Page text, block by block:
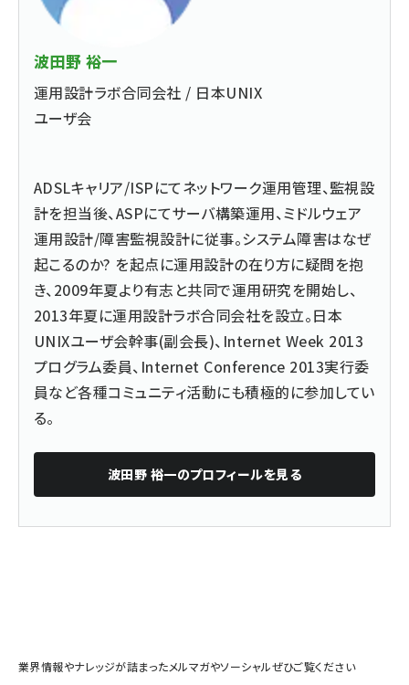
波田野 裕一
運用設計ラボ合同会社 / 日本UNIX
ユーザ会
ADSLキャリア/ISPにてネットワーク運用管理、監視設
計を担当後、ASPにてサーバ構築運用、ミドルウェア
運用設計/障害監視設計に従事。システム障害はなぜ
起こるのか? を起点に運用設計の在り方に疑問を抱
き、2009年夏より有志と共同で運用研究を開始し、
2013年夏に運用設計ラボ合同会社を設立。日本
UNIXユーザ会幹事(副会長)、Internet Week 2013
プログラム委員、Internet Conference 2013実行委
員など各種コミュニティ活動にも積極的に参加してい
る。
波田野 裕一のプロフィールを見る
業界情報やナレッジが詰まったメルマガやソーシャルぜひご覧ください